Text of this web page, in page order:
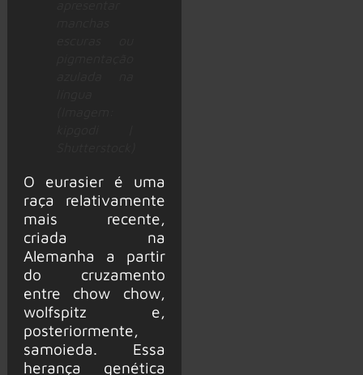
O eurasier é uma
raça relativamente
mais recente,
criada na
Alemanha a partir
do cruzamento
entre chow chow,
wolfspitz e,
posteriormente,
samoieda. Essa
herança genética